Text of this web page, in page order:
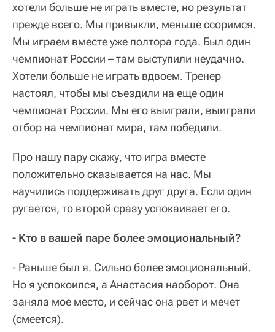
хотели больше не играть вместе, но результат
прежде всего. Мы привыкли, меньше ссоримся.
Мы играем вместе уже полтора года. Был один
чемпионат России – там выступили неудачно.
Хотели больше не играть вдвоем. Тренер
настоял, чтобы мы съездили на еще один
чемпионат России. Мы его выиграли, выиграли
отбор на чемпионат мира, там победили.
Про нашу пару скажу, что игра вместе
положительно сказывается на нас. Мы
научились поддерживать друг друга. Если один
ругается, то второй сразу успокаивает его.
- Кто в вашей паре более эмоциональный?
- Раньше был я. Сильно более эмоциональный.
Но я успокоился, а Анастасия наоборот. Она
заняла мое место, и сейчас она рвет и мечет
(смеется).